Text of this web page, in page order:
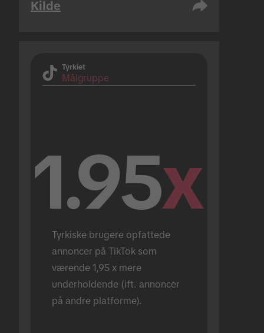
Kilde
Tyrkiet
Målgruppe
1.95x
Tyrkiske brugere opfattede
annoncer på TikTok som
værende 1,95 x mere
underholdende (ift. annoncer
på andre platforme).